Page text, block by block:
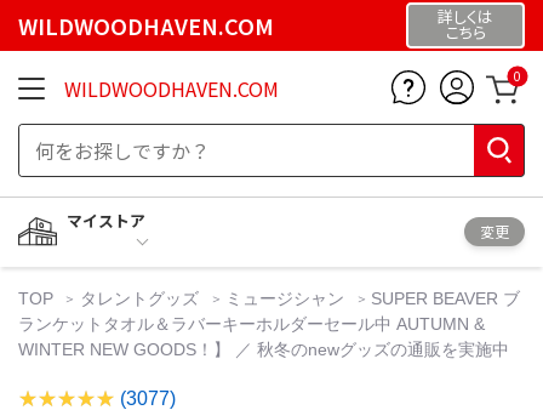
WILDWOODHAVEN.COM 詳しくは
こちら
WILDWOODHAVEN.COM 0
マイストア
変更
TOP タレントグッズ ミュージシャン
SUPER BEAVER ブ
ランケットタオル＆ラバーキーホルダーセール中 AUTUMN &
WINTER NEW GOODS！】 ／ 秋冬のnewグッズの通販を実施中
(3077)